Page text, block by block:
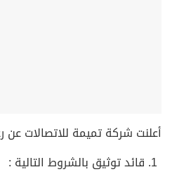
أعلنت شركة تميمة للاتصالات عن
قائد توثيق بالشروط التالية :